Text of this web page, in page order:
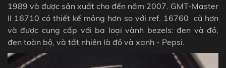
1989 và được sản xuất cho đến năm 2007. GMT-Master
II 16710 có thiết kế mỏng hơn so với ref. 16760 cũ hơn
và được cung cấp với ba loại vành bezels: đen và đỏ,
đen toàn bộ, và tất nhiên là đỏ và xanh - Pepsi.